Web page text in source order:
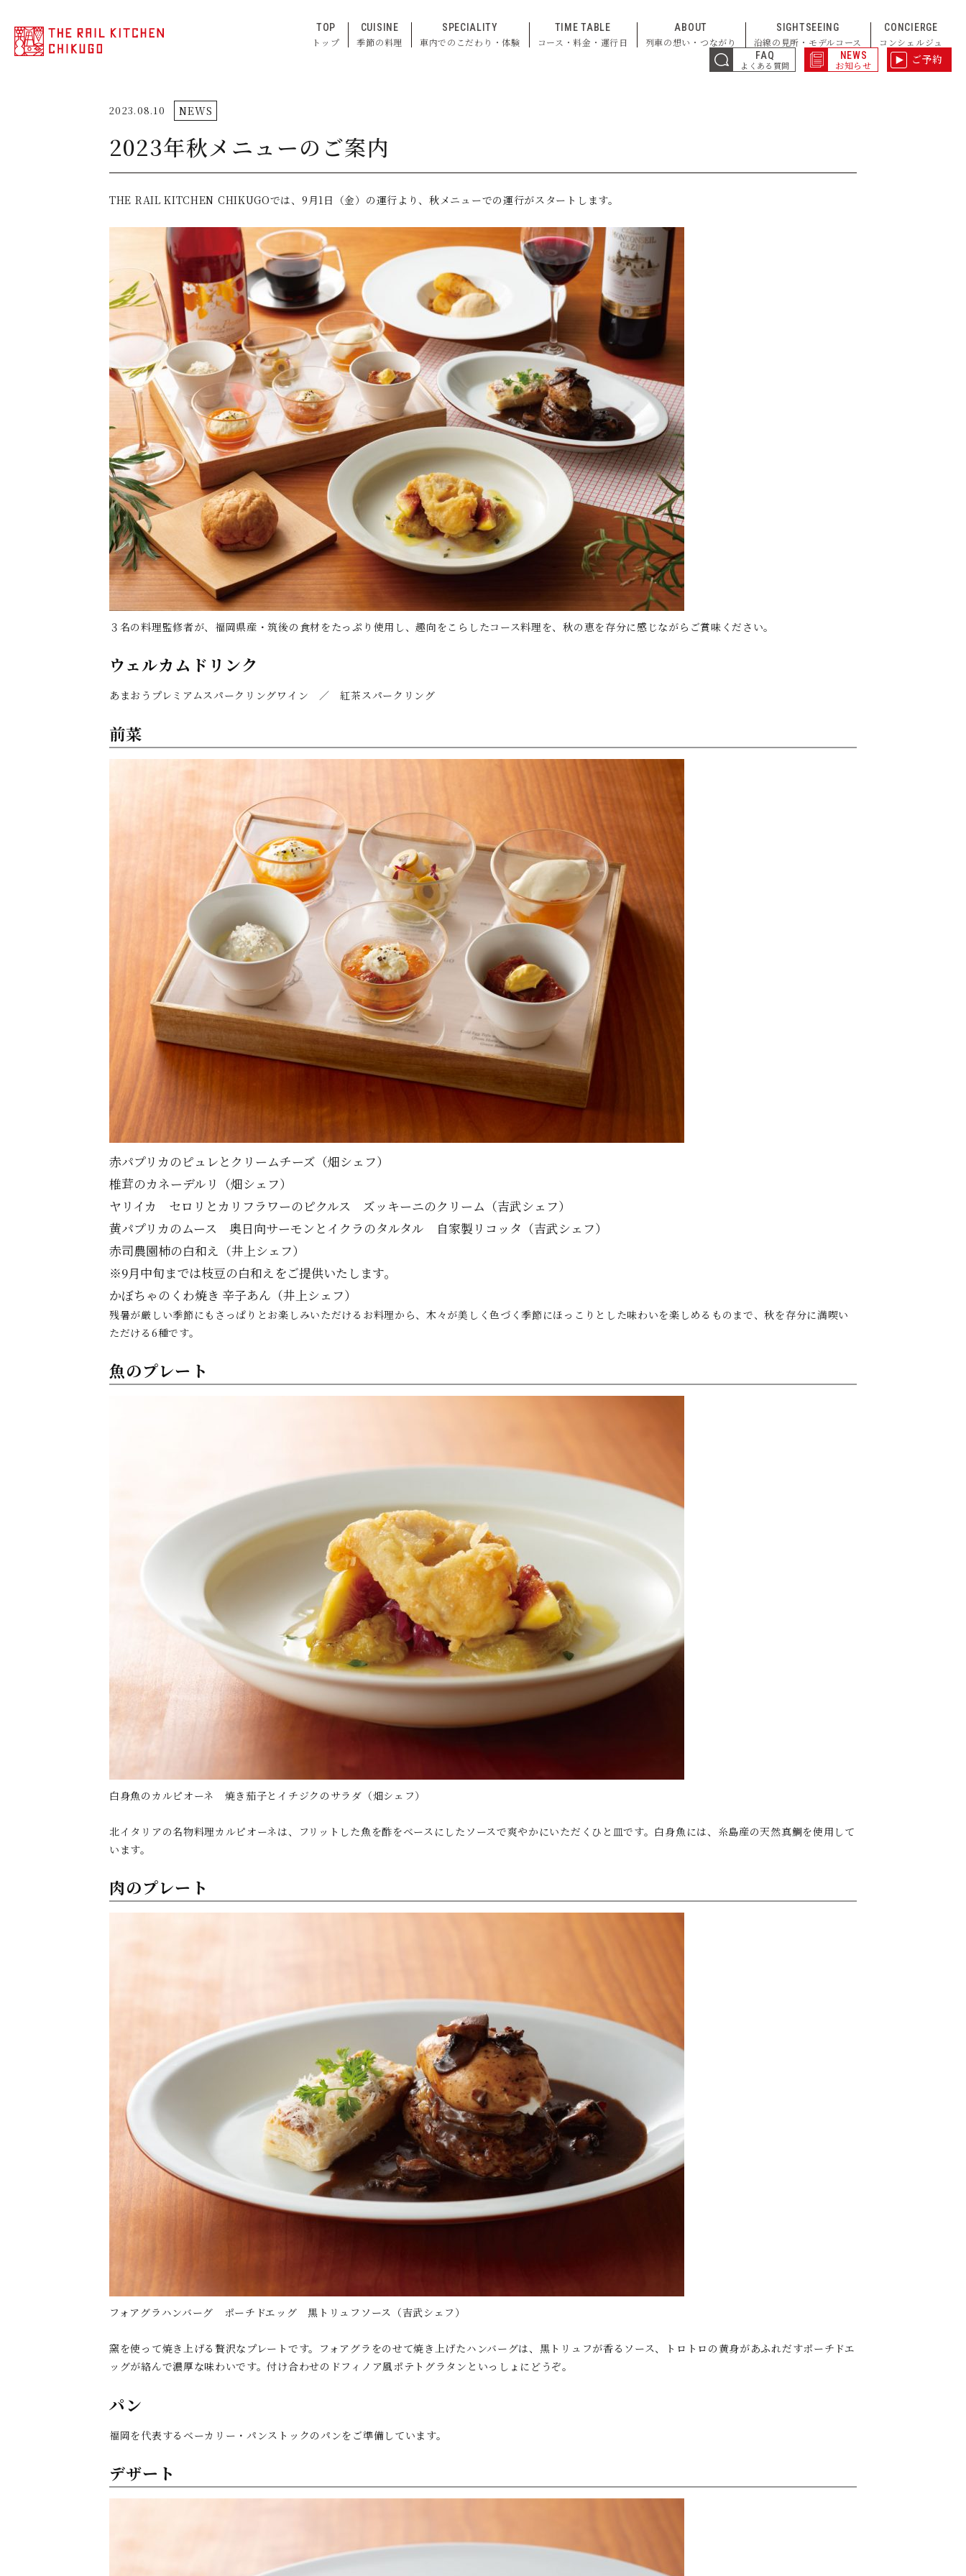
TOP
トップ
CUISINE
季節の料理
SPECIALITY
車内でのこだわり・体験
TIME TABLE
コース・料金・運行日
ABOUT
列車の想い・つながり
SIGHTSEEING
沿線の見所・モデルコース
CONCIERGE
コンシェルジュ
FAQ
よくある質問
NEWS
お知らせ
ご予約
2023.08.10 NEWS
2023年秋メニューのご案内
THE RAIL KITCHEN CHIKUGOでは、9月1日（金）の運行より、秋メニューでの運行がスタートします。
３名の料理監修者が、福岡県産・筑後の食材をたっぷり使用し、趣向をこらしたコース料理を、秋の恵を存分に感じながらご賞味ください。
ウェルカムドリンク
あまおうプレミアムスパークリングワイン ／ 紅茶スパークリング
前菜
赤パプリカのピュレとクリームチーズ（畑シェフ）
椎茸のカネーデルリ（畑シェフ）
ヤリイカ セロリとカリフラワーのピクルス ズッキーニのクリーム（吉武シェフ）
黄パプリカのムース 奥日向サーモンとイクラのタルタル 自家製リコッタ（吉武シェフ）
赤司農園柿の白和え（井上シェフ）
※9月中旬までは枝豆の白和えをご提供いたします。
かぼちゃのくわ焼き 辛子あん（井上シェフ）
残暑が厳しい季節にもさっぱりとお楽しみいただけるお料理から、木々が美しく色づく季節にほっこりとした味わいを楽しめるものまで、秋を存分に満喫い
ただける6種です。
魚のプレート
白身魚のカルピオーネ 焼き茄子とイチジクのサラダ（畑シェフ）
北イタリアの名物料理カルピオーネは、フリットした魚を酢をベースにしたソースで爽やかにいただくひと皿です。白身魚には、糸島産の天然真鯛を使用して
います。
肉のプレート
フォアグラハンバーグ ポーチドエッグ 黒トリュフソース（吉武シェフ）
窯を使って焼き上げる贅沢なプレートです。フォアグラをのせて焼き上げたハンバーグは、黒トリュフが香るソース、トロトロの黄身があふれだすポーチドエ
ッグが絡んで濃厚な味わいです。付け合わせのドフィノア風ポテトグラタンといっしょにどうぞ。
パン
福岡を代表するベーカリー・パンストックのパンをご準備しています。
デザート